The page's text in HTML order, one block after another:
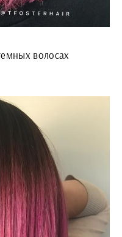
волосах